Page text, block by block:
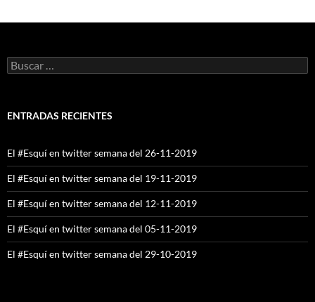
Buscar:
ENTRADAS RECIENTES
El #Esquí en twitter semana del 26-11-2019
El #Esquí en twitter semana del 19-11-2019
El #Esquí en twitter semana del 12-11-2019
El #Esquí en twitter semana del 05-11-2019
El #Esquí en twitter semana del 29-10-2019